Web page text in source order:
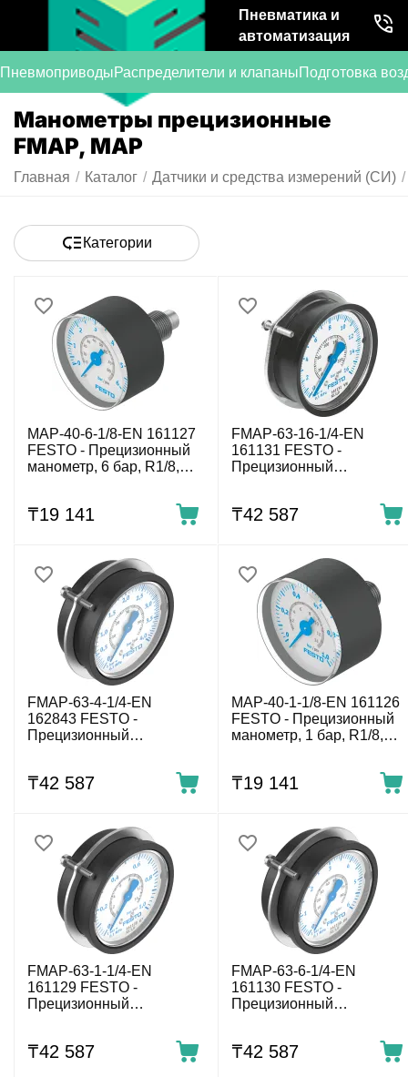
Пневматика и
автоматизация
ПневмоприводыРаспределители и клапаныПодготовка
Манометры прецизионные
FMAP, MAP
Главная / Каталог / Датчики и средства измерений (СИ) /
Категории
MAP-40-6-1/8-EN 161127
FESTO - Прецизионный
манометр, 6 бар, R1/8,
₸19 141
FMAP-63-16-1/4-EN
161131 FESTO -
Прецизионный
КТ 1
₸42 587
FMAP-63-4-1/4-EN
162843 FESTO -
Прецизионный
КТ 1
₸42 587
MAP-40-1-1/8-EN 161126
FESTO - Прецизионный
манометр, 1 бар, R1/8,
₸19 141
FMAP-63-1-1/4-EN
161129 FESTO -
Прецизионный
КТ 1
₸42 587
FMAP-63-6-1/4-EN
161130 FESTO -
Прецизионный
КТ 1
₸42 587